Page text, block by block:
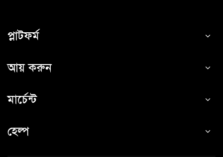
প্লাটফর্ম
আয় করুন
মার্চেন্ট
হেল্প